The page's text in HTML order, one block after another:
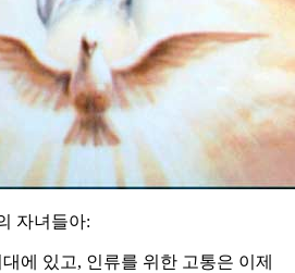
자녀들아:
에 있고, 인류를 위한 고통은 이제